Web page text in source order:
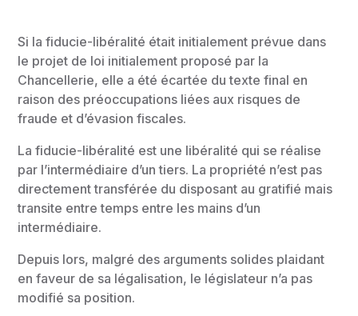
Si la fiducie-libéralité était initialement prévue dans
le projet de loi initialement proposé par la
Chancellerie, elle a été écartée du texte final en
raison des préoccupations liées aux risques de
fraude et d’évasion fiscales.
La fiducie-libéralité est une libéralité qui se réalise
par l’intermédiaire d’un tiers. La propriété n’est pas
directement transférée du disposant au gratifié mais
transite entre temps entre les mains d’un
intermédiaire.
Depuis lors, malgré des arguments solides plaidant
en faveur de sa légalisation, le législateur n’a pas
modifié sa position.